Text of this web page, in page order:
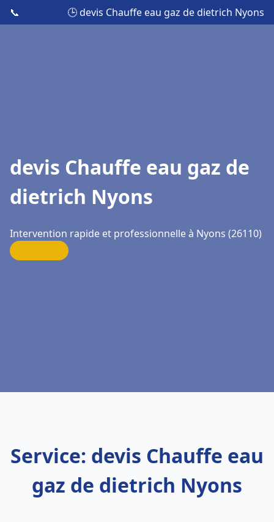
📞 🕒 devis Chauffe eau gaz de dietrich Nyons
devis Chauffe eau gaz de
dietrich Nyons
Intervention rapide et professionnelle à Nyons (26110)
Service: devis Chauffe eau
gaz de dietrich Nyons